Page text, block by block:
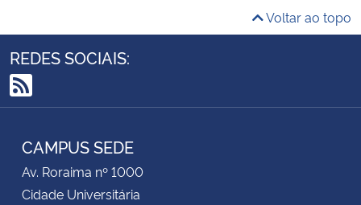
Voltar ao topo
REDES SOCIAIS:
RSS
CAMPUS SEDE
Av. Roraima nº 1000
Cidade Universitária